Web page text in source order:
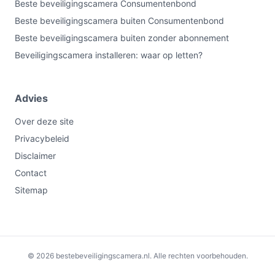
zonnepaneel. Minder geschikt als je alleen 5 GHz Wi‑Fi
hebt of volledige bekabeling verkiest. Belangrijkste
check: beschik je over 2,4 GHz Wi‑Fi en een geschikte
plek voor het zonnepaneel?
bestebeveiligingscamera.nl voordat je kiest.
€44,95 Bekijk op bol.com
Beste beveiligingscamera Consumentenbond
Beste beveiligingscamera buiten Consumentenbond
Beste beveiligingscamera buiten zonder abonnement
Beveiligingscamera installeren: waar op letten?
Advies
Over deze site
Privacybeleid
Disclaimer
Contact
Sitemap
© 2026 bestebeveiligingscamera.nl. Alle rechten voorbehouden.